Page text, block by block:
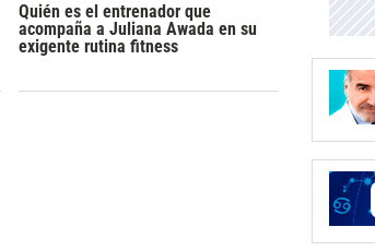
Quién es el entrenador que
acompaña a Juliana Awada en su
exigente rutina fitness